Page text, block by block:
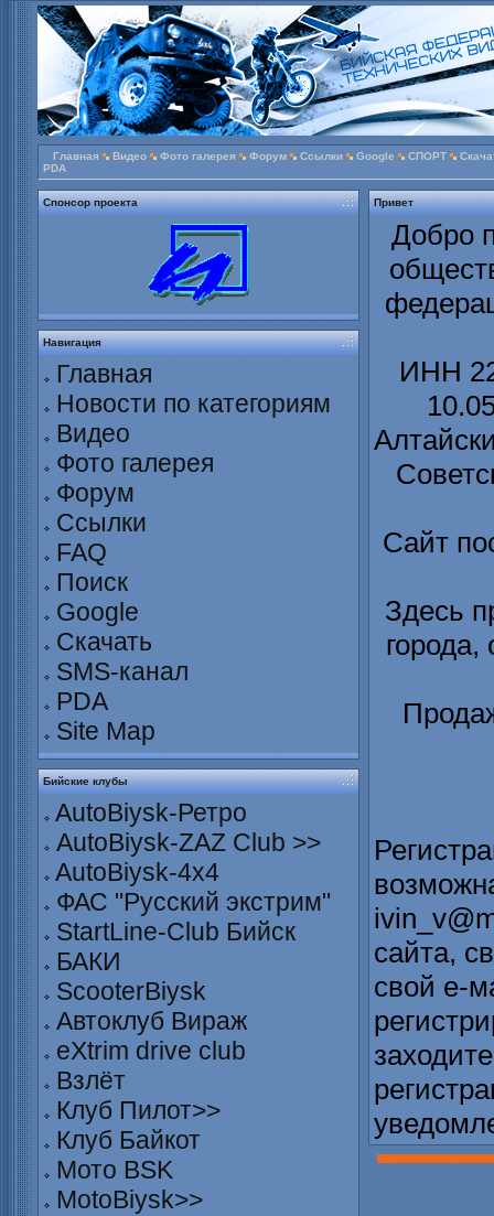
Главная Видео Фото галерея Форум Ссылки Google СПОРТ
PDA
Спонсор проекта
Навигация
Главная
Новости по категориям
Видео
Фото галерея
Форум
Ссылки
FAQ
Поиск
Google
Скачать
SMS-канал
PDA
Site Map
Бийские клубы
AutoBiysk-Ретро
AutoBiysk-ZAZ Club >>
AutoBiysk-4x4
ФАС "Русский экстрим"
StartLine-Club Бийск
БАКИ
ScooterBiysk
Автоклуб Вираж
eXtrim drive club
Взлёт
Клуб Пилот>>
Клуб Байкот
Мото BSK
MotoBiysk>>
Привет
Добро
ИНН
Сайт
Здесь
сайта,
свой е-